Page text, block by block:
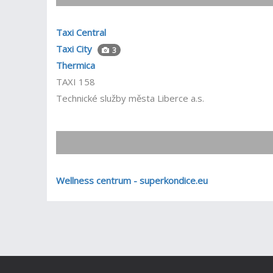
Taxi Central
Taxi City
3
Thermica
TAXI 158
Technické služby města Liberce a.s.
Wellness centrum - superkondice.eu